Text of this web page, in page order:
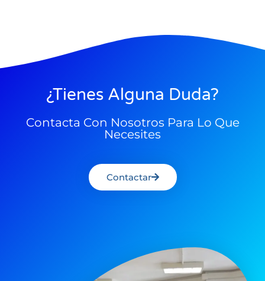
¿Tienes Alguna Duda?
Contacta Con Nosotros Para Lo Que
Necesites
Contactar